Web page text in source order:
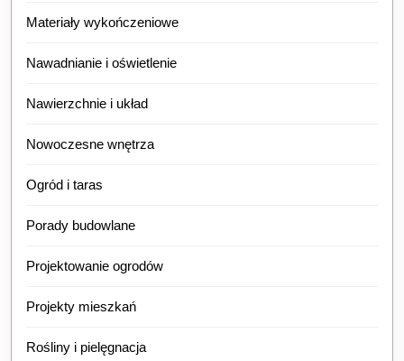
Materiały wykończeniowe
Nawadnianie i oświetlenie
Nawierzchnie i układ
Nowoczesne wnętrza
Ogród i taras
Porady budowlane
Projektowanie ogrodów
Projekty mieszkań
Rośliny i pielęgnacja